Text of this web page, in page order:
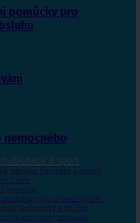
pomůcky pro
nemocného
a sport
návleky, bandáže a ortézy
límce
pomůcky
podložky proti proleženinám
a doplňky k míčům
a sportovní pomůcky